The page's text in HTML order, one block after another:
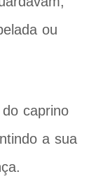
ou
caprino
a sua